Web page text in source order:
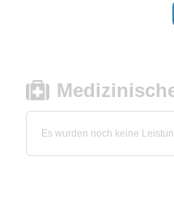
Es wurden noch keine